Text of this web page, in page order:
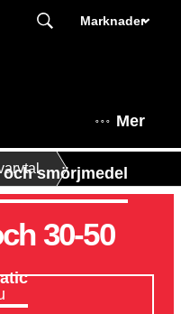
Marknader
Mer
smörjmedel
30-50